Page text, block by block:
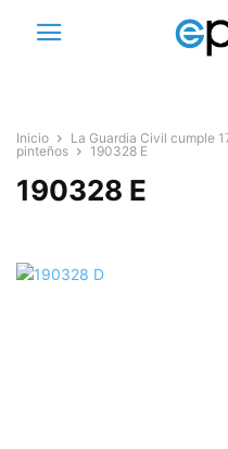
Inicio
La Guardia Civil cumple
pinteños
190328 E
190328 E